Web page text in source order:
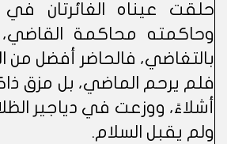
حلقت عيناه الغائرتان
وحاكمته محاكمة
بالتغاضي، فالحاضر أفضل من
فلم يرحم الماضي، بل مزق
أشلاءً، ووزعت في دياجير
ولم يقبل السلام.